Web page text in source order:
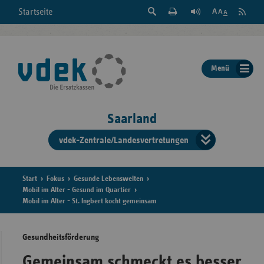
Startseite
Suche
der
Seite
Feed
Menü
Saarland
vdek-Zentrale/Landesvertretungen
der
Start Fokus
Gesunde Lebenswelten
Mobil im Alter - Gesund im Quartier
Mobil im Alter - St. Ingbert kocht gemeinsam
Gesundheitsförderung